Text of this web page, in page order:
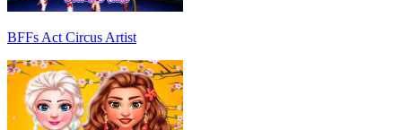
BFFs Act Circus Artist